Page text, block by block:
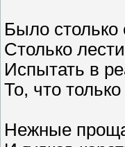
Было столько
Столько
Испытать в
То, что
Нежные